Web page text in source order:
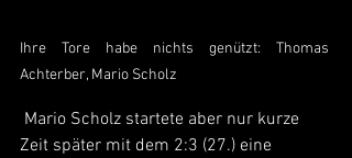
Ihre Tore habe nichts genützt: Thomas
Achterber, Mario Scholz
Zeit später mit dem 2:3 (27.) eine